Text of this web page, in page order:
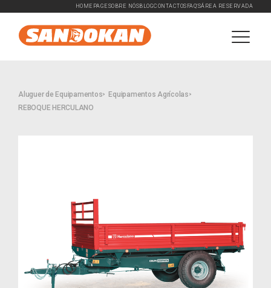
HOMEPAGE SOBRE NÓSBLOGCONTACTOS FAQ'SÁREA RESERVADA
Aluguer de Equipamentos
Equipamentos Agrícolas
REBOQUE HERCULANO